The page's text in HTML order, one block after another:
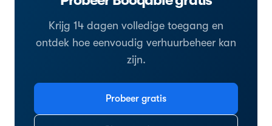
Krijg 14 dagen volledige toegang en
ontdek hoe eenvoudig verhuurbeheer kan
zijn.
Probeer gratis